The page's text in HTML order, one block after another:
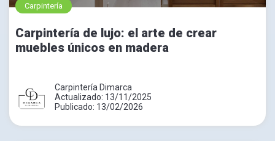
Carpintería
Carpintería de lujo: el arte de crear
muebles únicos en madera
Carpintería Dimarca
Actualizado: 13/11/2025
Publicado: 13/02/2026